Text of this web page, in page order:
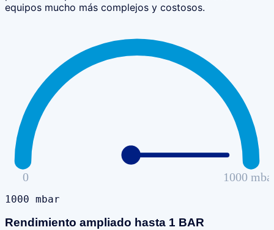
equipos mucho más complejos y costosos.
0 1000
1000 mbar
Rendimiento ampliado hasta 1 BAR